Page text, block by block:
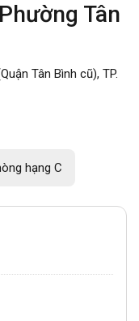
Tân
Tân Bình cũ), TP.
hạng C